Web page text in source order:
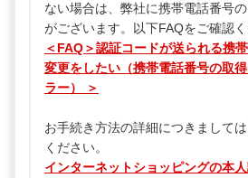
ない場合は、弊社に携帯電話番号
がございます。以下FAQをご確認く
＜FAQ＞認証コードが送られる携
変更をしたい（携帯電話番号の取
ラー） ＞
お手続き方法の詳細につきまして
ください。
インターネットショッピングの本